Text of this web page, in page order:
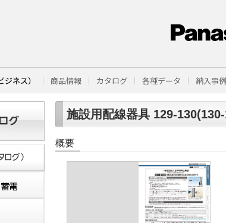
ネス） 商品情報 カタログ 各種データ 納入事例
施設用配線器具 129-
概要